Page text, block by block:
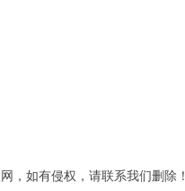
， 如有侵权，请联系我们删除！